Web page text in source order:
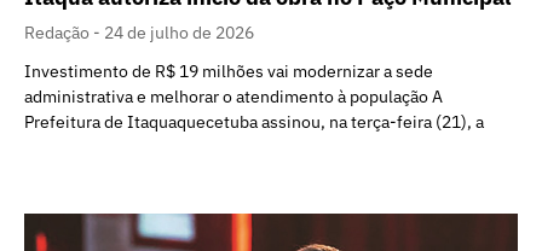
Redação
24 de julho de 2026
Investimento de R$ 19 milhões vai modernizar a sede
administrativa e melhorar o atendimento à população A
Prefeitura de Itaquaquecetuba assinou, na terça-feira (21), a